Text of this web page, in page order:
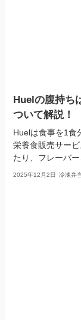
Huelの腹持ち
ついて解説！
Huelは食事を1食
栄養食販売サー
たり、フレーバ
2025年12月2日 冷凍弁